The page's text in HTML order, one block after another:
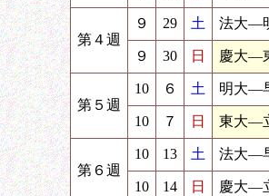
第４週
９ 29 土 法大―
９ 30 日 慶大―
第５週
10 ６ 土 明大―
10 ７ 日 東大―
第６週
10 13 土 法大―
10 14 日 慶大―